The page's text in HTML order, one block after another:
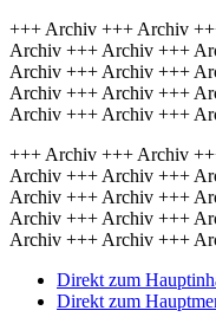
+++ Archiv +++ Archiv
Archiv +++ Archiv +++
Archiv +++ Archiv +++
Archiv +++ Archiv +++
Archiv +++ Archiv +++
+++ Archiv +++ Archiv
Archiv +++ Archiv +++
Archiv +++ Archiv +++
Archiv +++ Archiv +++
Archiv +++ Archiv +++
Direkt zum
Direkt zum